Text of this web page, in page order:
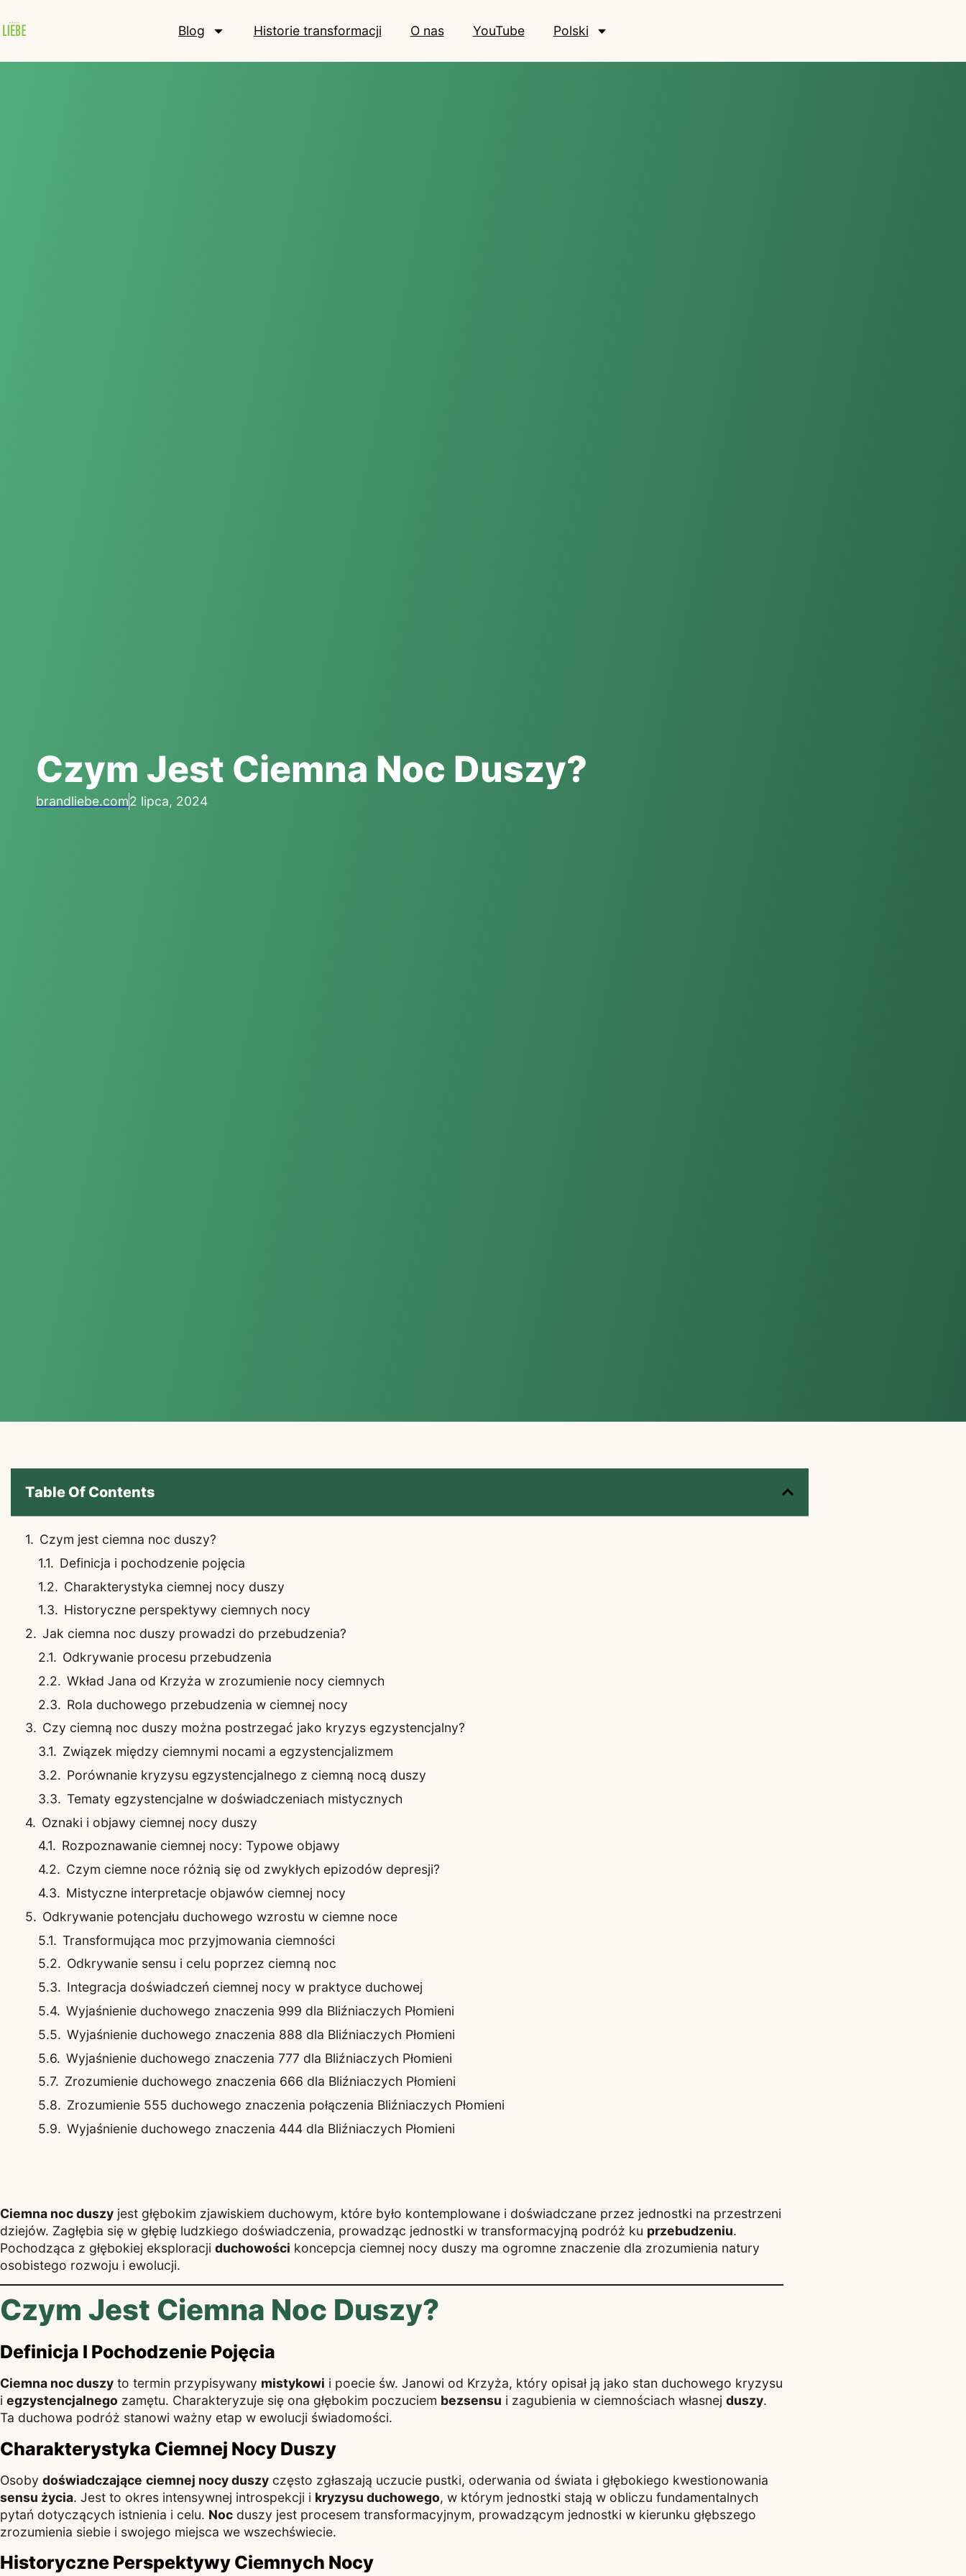
Blog Historie transformacji O nas YouTube Polski
Czym Jest Ciemna Noc Duszy?
brandliebe.com2 lipca, 2024
Table Of Contents
Czym jest ciemna noc duszy?
Definicja i pochodzenie pojęcia
Charakterystyka ciemnej nocy duszy
Historyczne perspektywy ciemnych nocy
Jak ciemna noc duszy prowadzi do przebudzenia?
Odkrywanie procesu przebudzenia
Wkład Jana od Krzyża w zrozumienie nocy ciemnych
Rola duchowego przebudzenia w ciemnej nocy
Czy ciemną noc duszy można postrzegać jako kryzys egzystencjalny?
Związek między ciemnymi nocami a egzystencjalizmem
Porównanie kryzysu egzystencjalnego z ciemną nocą duszy
Tematy egzystencjalne w doświadczeniach mistycznych
Oznaki i objawy ciemnej nocy duszy
Rozpoznawanie ciemnej nocy: Typowe objawy
Czym ciemne noce różnią się od zwykłych epizodów depresji?
Mistyczne interpretacje objawów ciemnej nocy
Odkrywanie potencjału duchowego wzrostu w ciemne noce
Transformująca moc przyjmowania ciemności
Odkrywanie sensu i celu poprzez ciemną noc
Integracja doświadczeń ciemnej nocy w praktyce duchowej
Wyjaśnienie duchowego znaczenia 999 dla Bliźniaczych Płomieni
Wyjaśnienie duchowego znaczenia 888 dla Bliźniaczych Płomieni
Wyjaśnienie duchowego znaczenia 777 dla Bliźniaczych Płomieni
Zrozumienie duchowego znaczenia 666 dla Bliźniaczych Płomieni
Zrozumienie 555 duchowego znaczenia połączenia Bliźniaczych Płomieni
Wyjaśnienie duchowego znaczenia 444 dla Bliźniaczych Płomieni
Ciemna noc duszy jest głębokim zjawiskiem duchowym, które było kontemplowane i doświadczane przez jednostki na przestrzeni
dziejów. Zagłębia się w głębię ludzkiego doświadczenia, prowadząc jednostki w transformacyjną podróż ku przebudzeniu.
Pochodząca z głębokiej eksploracji duchowości koncepcja ciemnej nocy duszy ma ogromne znaczenie dla zrozumienia natury
osobistego rozwoju i ewolucji.
Czym Jest Ciemna Noc Duszy?
Definicja I Pochodzenie Pojęcia
Ciemna noc duszy to termin przypisywany mistykowi i poecie św. Janowi od Krzyża, który opisał ją jako stan duchowego kryzysu
i egzystencjalnego zamętu. Charakteryzuje się ona głębokim poczuciem bezsensu i zagubienia w ciemnościach własnej duszy.
Ta duchowa podróż stanowi ważny etap w ewolucji świadomości.
Charakterystyka Ciemnej Nocy Duszy
Osoby doświadczające ciemnej nocy duszy często zgłaszają uczucie pustki, oderwania od świata i głębokiego kwestionowania
sensu życia. Jest to okres intensywnej introspekcji i kryzysu duchowego, w którym jednostki stają w obliczu fundamentalnych
pytań dotyczących istnienia i celu. Noc duszy jest procesem transformacyjnym, prowadzącym jednostki w kierunku głębszego
zrozumienia siebie i swojego miejsca we wszechświecie.
Historyczne Perspektywy Ciemnych Nocy